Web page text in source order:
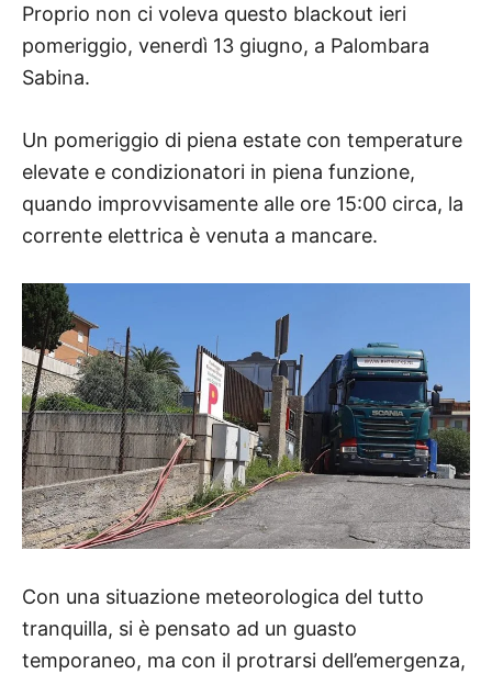
Proprio non ci voleva questo blackout ieri
pomeriggio, venerdì 13 giugno, a Palombara
Sabina.
Un pomeriggio di piena estate con temperature
elevate e condizionatori in piena funzione,
quando improvvisamente alle ore 15:00 circa, la
corrente elettrica è venuta a mancare.
Con una situazione meteorologica del tutto
tranquilla, si è pensato ad un guasto
temporaneo, ma con il protrarsi dell’emergenza,